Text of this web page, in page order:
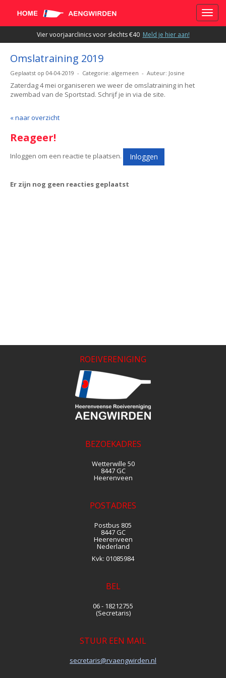
Vier voorjaarclinics voor slechts €40 Meld je hier aan!
Omslatraining 2019
Geplaatst op 04-04-2019 - Categorie: algemeen - Auteur: Josine
Zaterdag 4 mei organiseren we weer de omslatraining in het
zwembad van de Sportstad. Schrijf je in via de site.
« naar overzicht
Reageer!
Inloggen om een reactie te plaatsen. Inloggen
Er zijn nog geen reacties geplaatst
ROEIVERENIGING
BEZOEKADRES
Wetterwille 50
8447 GC
Heerenveen
POSTADRES
Postbus 805
8447 GC
Heerenveen
Nederland
Kvk: 01085984
BEL
06 - 18212755
(Secretaris)
STUUR EEN MAIL
siraterces@rvaengwirden.nl